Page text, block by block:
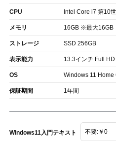
CPU Intel Core i7 第10
メモリ 16GB ※最大16GB
ストレージ SSD 256GB
表示能力 13.3インチ Full
OS Windows 11 Home
保証期間 1年間
Windows11入門テキスト